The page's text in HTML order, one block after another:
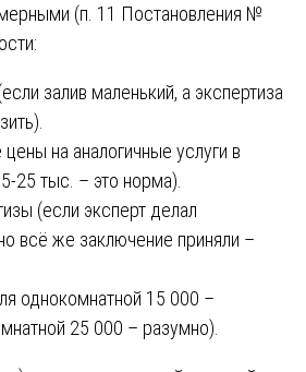
(п. 11 Постановления №
залив маленький, а экспертиза
на аналогичные услуги в
25 тыс. – это норма).
(если эксперт делал
всё же заключение приняли –
однокомнатной 15 000 –
25 000 – разумно).